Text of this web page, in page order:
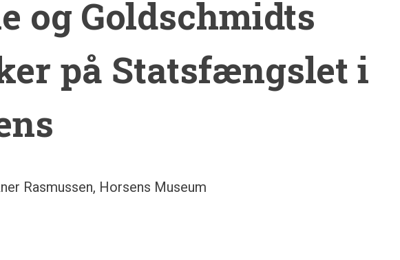
og Goldschmidts
på Statsfængslet i
Rasmussen, Horsens Museum